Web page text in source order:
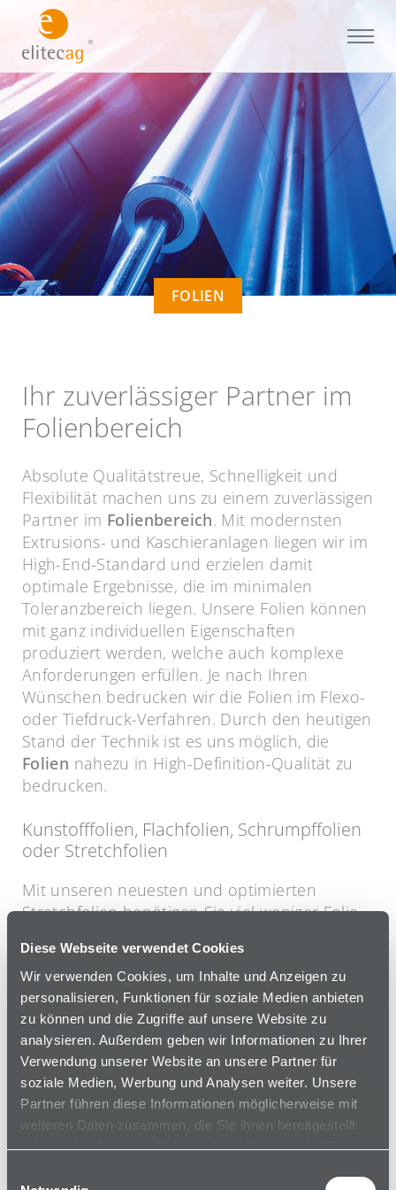
Diese Webseite verwendet Cookies
Wir verwenden Cookies, um Inhalte und Anzeigen zu
personalisieren, Funktionen für soziale Medien anbieten
zu können und die Zugriffe auf unsere Website zu
analysieren. Außerdem geben wir Informationen zu Ihrer
Verwendung unserer Website an unsere Partner für
soziale Medien, Werbung und Analysen weiter. Unsere
Partner führen diese Informationen möglicherweise mit
weiteren Daten zusammen, die Sie ihnen bereitgestellt
haben oder die sie im Rahmen Ihrer Nutzung der Dienste
FOLIEN
Ihr zuverlässiger Partner im
Folienbereich
Absolute Qualitätstreue, Schnelligkeit und
Flexibilität machen uns zu einem zuverlässigen
Partner im Folienbereich. Mit modernsten
Extrusions- und Kaschieranlagen liegen wir im
High-End-Standard und erzielen damit
optimale Ergebnisse, die im minimalen
Toleranzbereich liegen. Unsere Folien können
mit ganz individuellen Eigenschaften
produziert werden, welche auch komplexe
Anforderungen erfüllen. Je nach Ihren
Wünschen bedrucken wir die Folien im Flexo-
oder Tiefdruck-Verfahren. Durch den heutigen
Stand der Technik ist es uns möglich, die
Folien nahezu in High-Definition-Qualität zu
bedrucken.
Kunstofffolien, Flachfolien, Schrumpffolien
oder Stretchfolien
Mit unseren neuesten und optimierten
Stretchfolien benötigen Sie viel weniger Folie,
Stretchfolien mit bis zu 400 % Vordehnung,
mit hervorragenden Haltekräften und
höchster Durchstossfestigkeit. Auch unter
höchster Belastung bietet unsere Folie
Stabilität und Sicherheit in jedem
Verpackungsprozess. Wir sind Experten und
begleiten Sie, bis die Folie Ihren Ansprüchen
entspricht.